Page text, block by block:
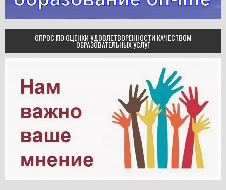
ОПРОС ПО ОЦЕНКИ УДОВЛЕТВОРЕННОСТИ КАЧЕСТВОМ
ОБРАЗОВАТЕЛЬНЫХ УСЛУГ